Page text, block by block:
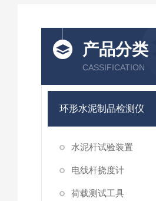
产品分类
CASSIFICATION
环形水泥制品检测仪
水泥杆试验装置
电线杆挠度计
荷载测试工具